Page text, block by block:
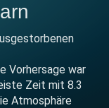
Vorhersage war
Zeit mit 8.3
Atmosphäre